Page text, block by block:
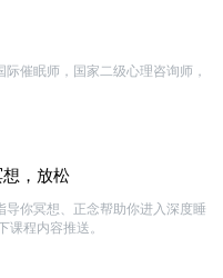
催眠师，国家二级心理咨询师，
，放松
导你冥想、正念帮助你进入深度睡
课程内容推送。